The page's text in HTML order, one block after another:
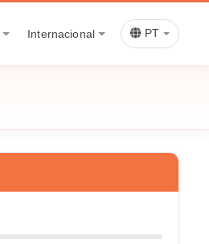
Internacional PT